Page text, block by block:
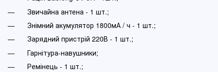
Звичайна антена - 1 шт.;
Знімний акумулятор 1800мА / ч - 1 шт.;
Зарядний пристрій 220В - 1 шт.;
Гарнітура-навушники;
Ремінець - 1 шт.;